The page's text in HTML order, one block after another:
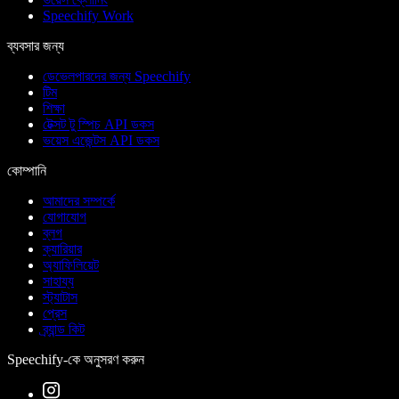
Speechify Work
ব্যবসার জন্য
ডেভেলপারদের জন্য Speechify
টিম
শিক্ষা
টেক্সট টু স্পিচ API ডকস
ভয়েস এজেন্টস API ডকস
কোম্পানি
আমাদের সম্পর্কে
যোগাযোগ
ব্লগ
ক্যারিয়ার
অ্যাফিলিয়েট
সাহায্য
স্ট্যাটাস
প্রেস
ব্র্যান্ড কিট
Speechify-কে অনুসরণ করুন